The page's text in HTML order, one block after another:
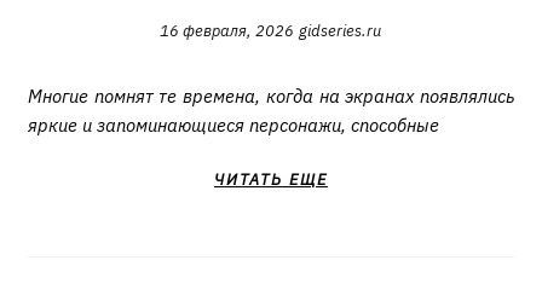
16 февраля, 2026 gidseries.ru
Многие помнят те времена, когда на экранах появлялись
яркие и запоминающиеся персонажи, способные
ЧИТАТЬ ЕЩЕ